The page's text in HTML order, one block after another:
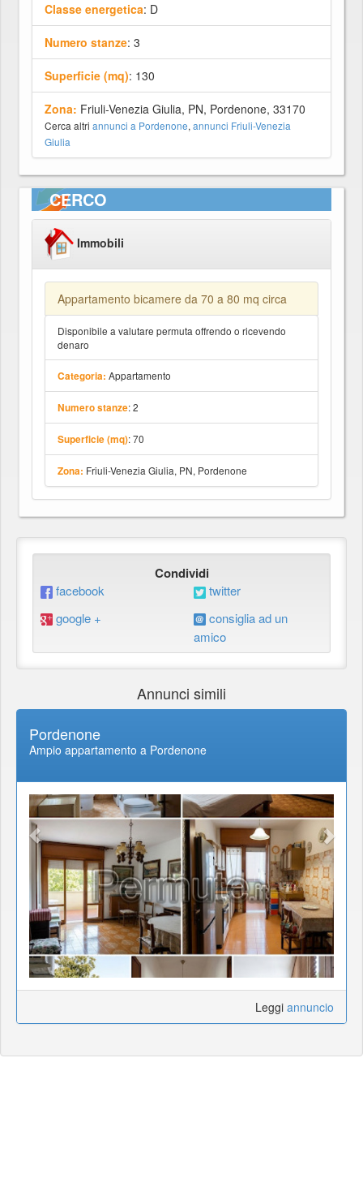
Classe energetica: D
Numero stanze: 3
Superficie (mq): 130
Zona: Friuli-Venezia Giulia, PN, Pordenone, 33170
Cerca altri annunci a Pordenone, annunci Friuli-Venezia
Giulia
CERCO
Immobili
Appartamento bicamere da 70 a 80 mq circa
Disponibile a valutare permuta offrendo o ricevendo
denaro
Categoria: Appartamento
Numero stanze: 2
Superficie (mq): 70
Zona: Friuli-Venezia Giulia, PN, Pordenone
Condividi
facebook
twitter
google +
consiglia ad un
amico
Annunci simili
Pordenone
Ampio appartamento a Pordenone
Leggi annuncio